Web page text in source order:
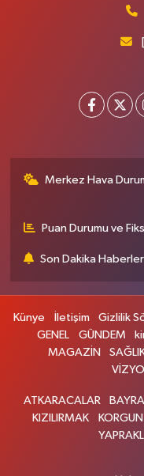
Merkez Hava
Puan Durumu ve
Son Dakika
Künye İletişim Gizlilik
GENEL
GÜNDEM
MAGAZİN
ATKARACALAR
KIZILIRMAK
KORGUN
YAPRAKLI